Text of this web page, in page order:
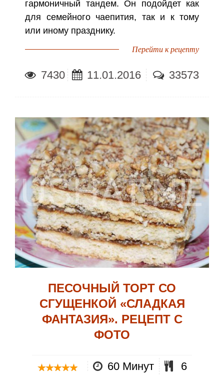
гармоничный тандем. Он подойдет как
для семейного чаепития, так и к тому
или иному празднику.
Перейти к рецепту
7430 11.01.2016 33573
ПЕСОЧНЫЙ ТОРТ СО
СГУЩЕНКОЙ «СЛАДКАЯ
ФАНТАЗИЯ». РЕЦЕПТ С
ФОТО
60 Минут 6